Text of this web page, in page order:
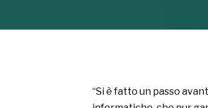
“Si è fatto un passo